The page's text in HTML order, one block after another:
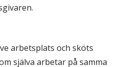
arbetsplats och sköts
själva arbetar på samma